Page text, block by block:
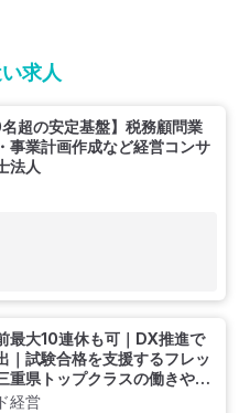
求人
超の安定基盤】税務顧問業
事業計画作成など経営コンサ
法人
最大10連休も可｜DX推進で
｜試験合格を支援するフレッ
重県トップクラスの働きやす
経営